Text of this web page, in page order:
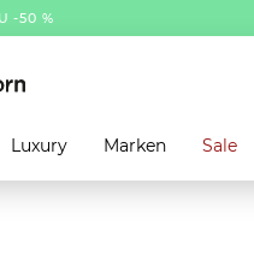
-50 %
Luxury Marken Sale